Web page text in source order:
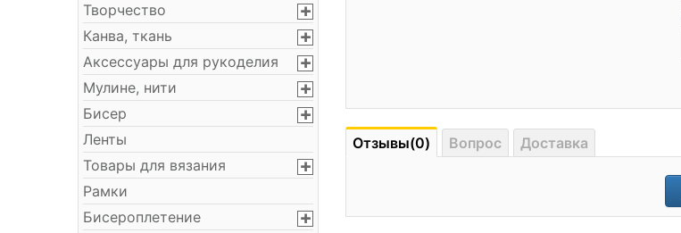
Творчество
Канва, ткань
Аксессуары для рукоделия
Мулине, нити
Бисер
Ленты
Товары для вязания
Рамки
Бисероплетение
Отзывы(0) Вопрос Доставка